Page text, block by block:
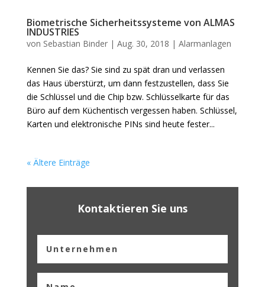
Biometrische Sicherheitssysteme von ALMAS
INDUSTRIES
von Sebastian Binder| Aug. 30, 2018 | Alarmanlagen
Kennen Sie das? Sie sind zu spät dran und verlassen
das Haus überstürzt, um dann festzustellen, dass Sie
die Schlüssel und die Chip bzw. Schlüsselkarte für das
Büro auf dem Küchentisch vergessen haben. Schlüssel,
Karten und elektronische PINs sind heute fester...
« Ältere Einträge
Kontaktieren Sie uns